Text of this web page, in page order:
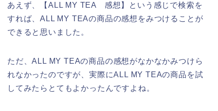
あえず、【ALL MY TEA 感想】という感じで検索を
すれば、ALL MY TEAの商品の感想をみつけることが
できると思いました。
ただ、ALL MY TEAの商品の感想がなかなかみつけら
れなかったのですが、実際にALL MY TEAの商品を試
してみたらとてもよかったんですよね。